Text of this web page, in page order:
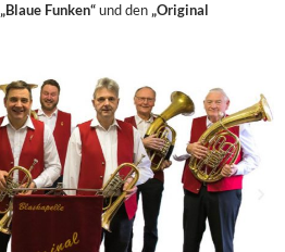
„Blaue Funken“und den „Original